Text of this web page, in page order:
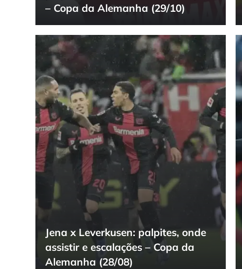
– Copa da Alemanha (29/10)
Jena x Leverkusen: palpites, onde
assistir e escalações – Copa da
Alemanha (28/08)